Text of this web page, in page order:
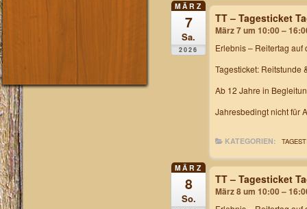
MÄRZ
7
Sa.
2026
TT – Tagesticket
März 7 um 10:00 –
Erlebnis – Reitertag auf
Tagesticket: Reitstunde
Ab 12 Jahre in
Jahresbedingt nicht für
KATEGORIEN:
MÄRZ
8
So.
TT – Tagesticket
März 8 um 10:00 –